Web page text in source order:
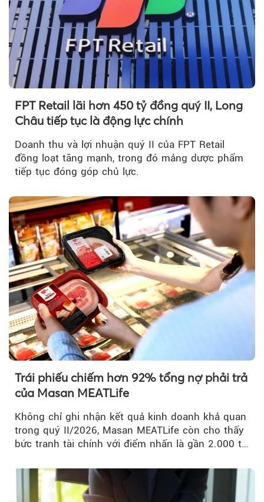
FPT Retail lãi hơn 450 tỷ đồng quý II, Long
Châu tiếp tục là động lực chính
Doanh thu và lợi nhuận quý II của FPT Retail
đồng loạt tăng mạnh, trong đó mảng dược phẩm
tiếp tục đóng góp chủ lực.
Trái phiếu chiếm hơn 92% tổng nợ phải trả
của Masan MEATLife
Không chỉ ghi nhận kết quả kinh doanh khả quan
trong quý II/2026, Masan MEATLife còn cho thấy
bức tranh tài chính với điểm nhấn là gần 2.000 tỷ